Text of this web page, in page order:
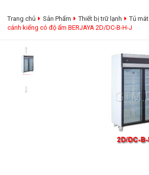
e
Trang chủ Sản Phẩm Thiết bị trữ lạnh Tủ mát
cánh kiếng có độ ẩm BERJAYA 2D/DC-B-H-J